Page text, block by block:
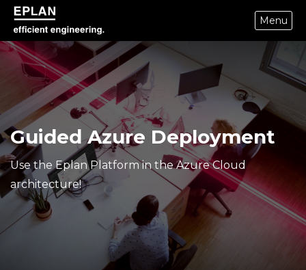
epulse.com home
Menu
Guided Azure Deployment
Use the Eplan Platform in the Azure Cloud
architecture!